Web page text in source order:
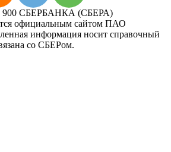
900 СБЕРБАНКА (СБЕРА)
официальным сайтом ПАО
информация носит справочный
со СБЕРом.